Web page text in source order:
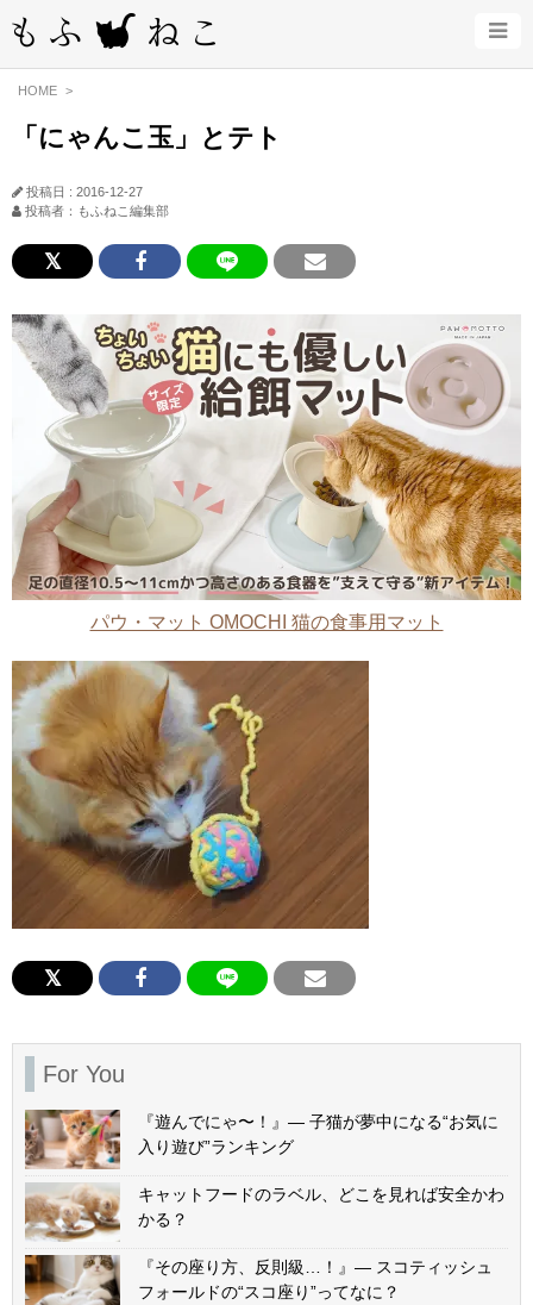
HOME
「にゃんこ玉」とテト
投稿日 : 2016-12-27
投稿者：もふねこ編集部
パウ・マット OMOCHI 猫の食事用マット
For You
『遊んでにゃ〜！』— 子猫が夢中になる“お気に
入り遊び”ランキング
キャットフードのラベル、どこを見れば安全かわ
かる？
『その座り方、反則級…！』— スコティッシュ
フォールドの“スコ座り”ってなに？